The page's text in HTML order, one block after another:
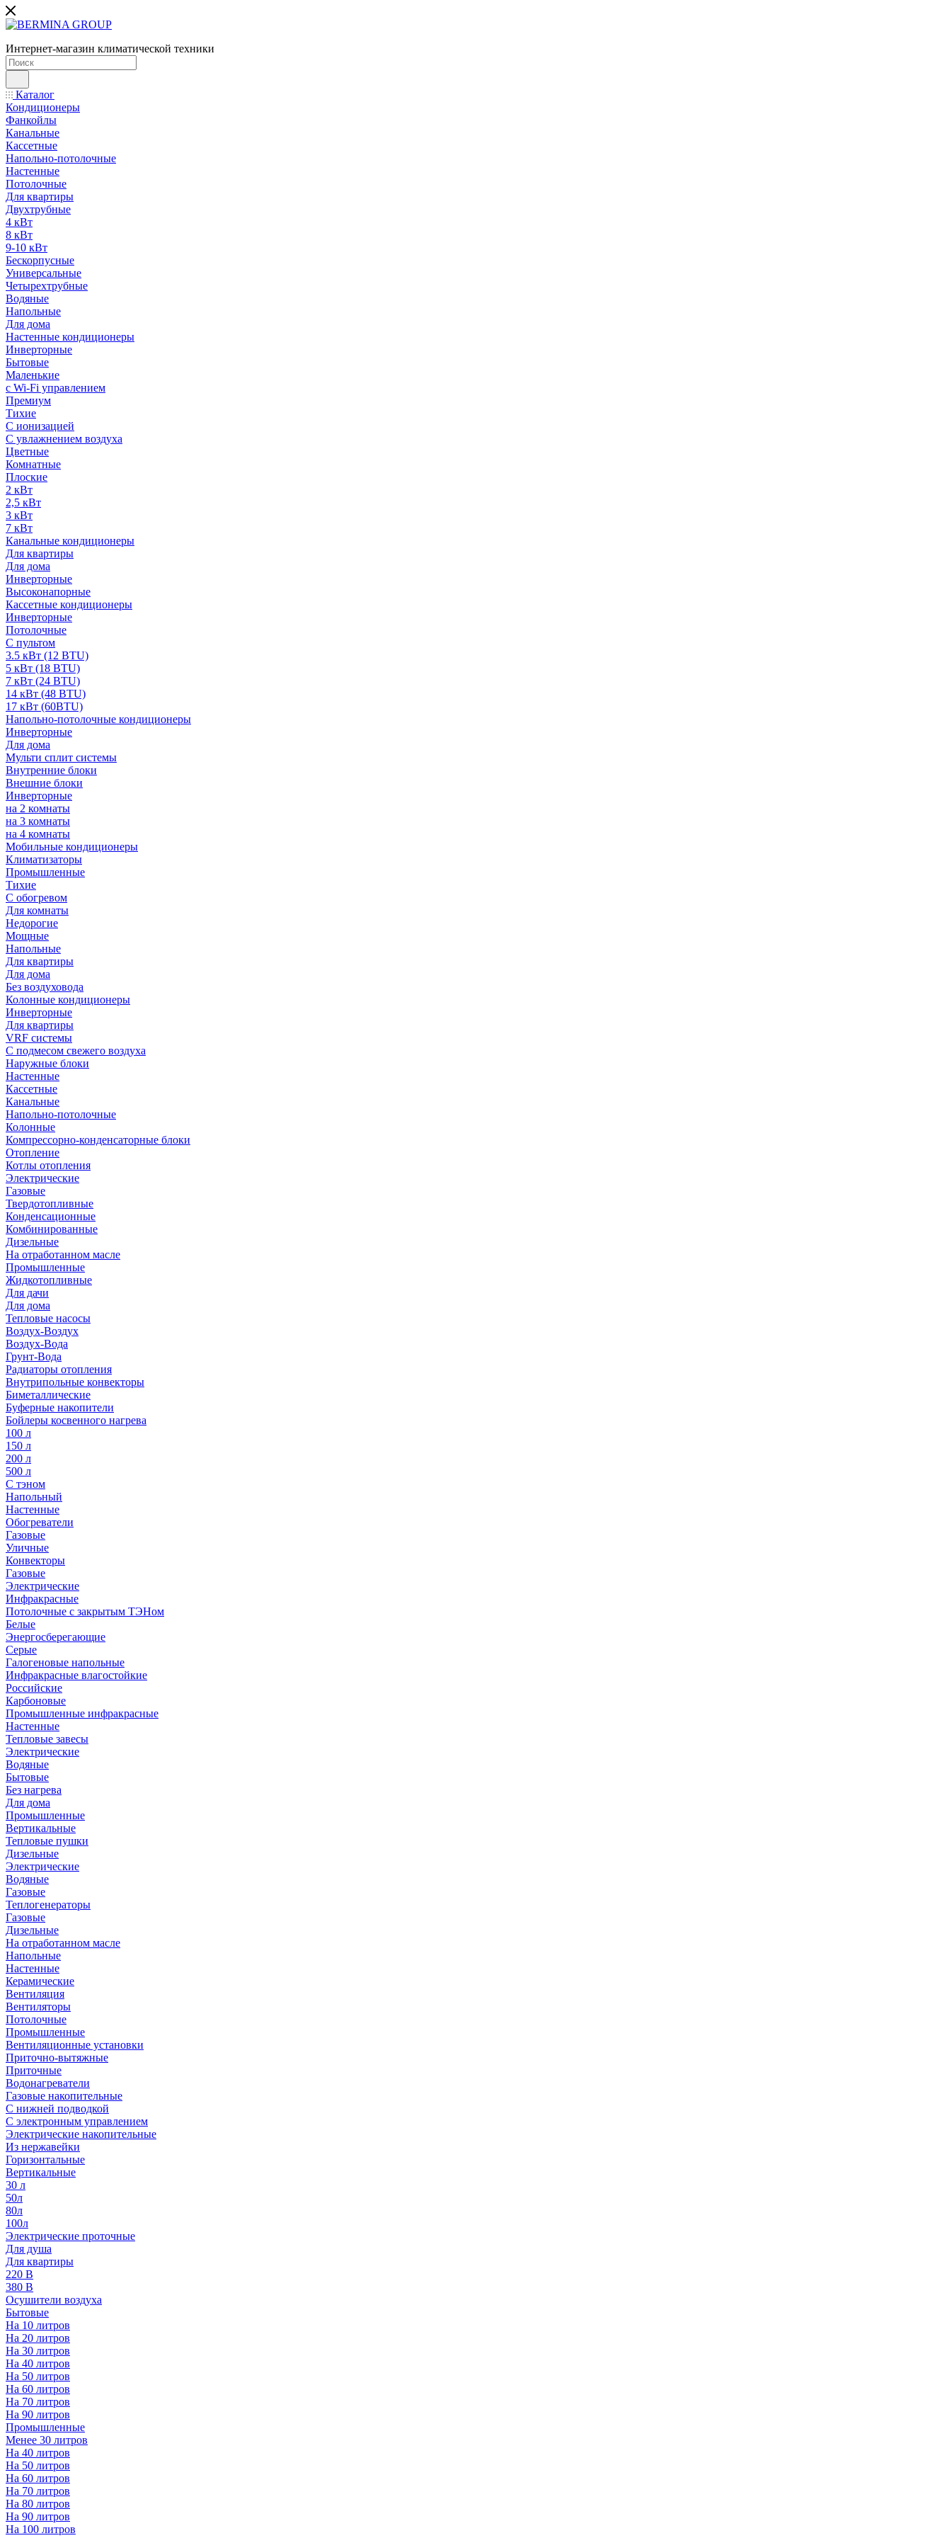
Интернет-магазин климатической техники
Каталог
Кондиционеры
Фанкойлы
Канальные
Кассетные
Напольно-потолочные
Настенные
Потолочные
Для квартиры
Двухтрубные
4 кВт
8 кВт
9-10 кВт
Бескорпусные
Универсальные
Четырехтрубные
Водяные
Напольные
Для дома
Настенные кондиционеры
Инверторные
Бытовые
Маленькие
с Wi-Fi управлением
Премиум
Тихие
С ионизацией
С увлажнением воздуха
Цветные
Комнатные
Плоские
2 кВт
2,5 кВт
3 кВт
7 кВт
Канальные кондиционеры
Для квартиры
Для дома
Инверторные
Высоконапорные
Кассетные кондиционеры
Инверторные
Потолочные
С пультом
3.5 кВт (12 BTU)
5 кВт (18 BTU)
7 кВт (24 BTU)
14 кВт (48 BTU)
17 кВт (60BTU)
Напольно-потолочные кондиционеры
Инверторные
Для дома
Мульти сплит системы
Внутренние блоки
Внешние блоки
Инверторные
на 2 комнаты
на 3 комнаты
на 4 комнаты
Мобильные кондиционеры
Климатизаторы
Промышленные
Тихие
С обогревом
Для комнаты
Недорогие
Мощные
Напольные
Для квартиры
Для дома
Без воздуховода
Колонные кондиционеры
Инверторные
Для квартиры
VRF системы
С подмесом свежего воздуха
Наружные блоки
Настенные
Кассетные
Канальные
Напольно-потолочные
Колонные
Компрессорно-конденсаторные блоки
Отопление
Котлы отопления
Электрические
Газовые
Твердотопливные
Конденсационные
Комбинированные
Дизельные
На отработанном масле
Промышленные
Жидкотопливные
Для дачи
Для дома
Тепловые насосы
Воздух-Воздух
Воздух-Вода
Грунт-Вода
Радиаторы отопления
Внутрипольные конвекторы
Биметаллические
Буферные накопители
Бойлеры косвенного нагрева
100 л
150 л
200 л
500 л
С тэном
Напольный
Настенные
Обогреватели
Газовые
Уличные
Конвекторы
Газовые
Электрические
Инфракрасные
Потолочные с закрытым ТЭНом
Белые
Энергосберегающие
Серые
Галогеновые напольные
Инфракрасные влагостойкие
Российские
Карбоновые
Промышленные инфракрасные
Настенные
Тепловые завесы
Электрические
Водяные
Бытовые
Без нагрева
Для дома
Промышленные
Вертикальные
Тепловые пушки
Дизельные
Электрические
Водяные
Газовые
Теплогенераторы
Газовые
Дизельные
На отработанном масле
Напольные
Настенные
Керамические
Вентиляция
Вентиляторы
Потолочные
Промышленные
Вентиляционные установки
Приточно-вытяжные
Приточные
Водонагреватели
Газовые накопительные
С нижней подводкой
С электронным управлением
Электрические накопительные
Из нержавейки
Горизонтальные
Вертикальные
30 л
50л
80л
100л
Электрические проточные
Для душа
Для квартиры
220 В
380 В
Осушители воздуха
Бытовые
На 10 литров
На 20 литров
На 30 литров
На 40 литров
На 50 литров
На 60 литров
На 70 литров
На 90 литров
Промышленные
Менее 30 литров
На 40 литров
На 50 литров
На 60 литров
На 70 литров
На 80 литров
На 90 литров
На 100 литров